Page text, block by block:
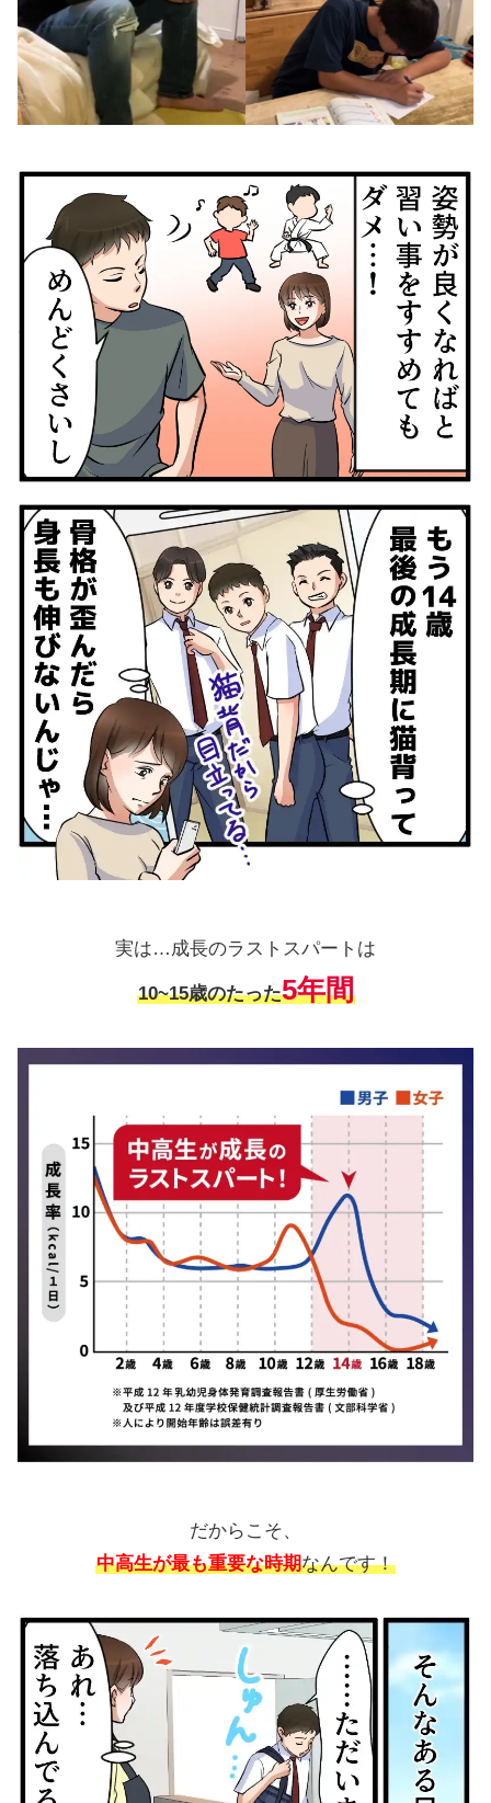
実は…成長のラストスパートは
10~15歳のたった5年間
だからこそ、
中高生が最も重要な時期なんです！